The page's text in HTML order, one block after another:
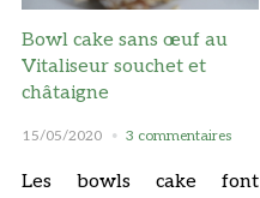
Bowl cake sans œuf au
Vitaliseur souchet et
châtaigne
15/05/2020 3 commentaires
Les bowls cake font